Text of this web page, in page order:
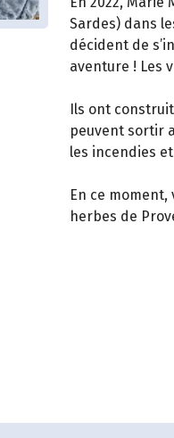
Sardes) dans
décident de
aventure ! Les
Ils ont
peuvent sortir
les incendies
En ce
herbes de